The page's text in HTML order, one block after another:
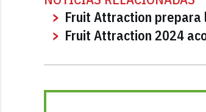
Fruit Attraction prepara
Fruit Attraction 2024